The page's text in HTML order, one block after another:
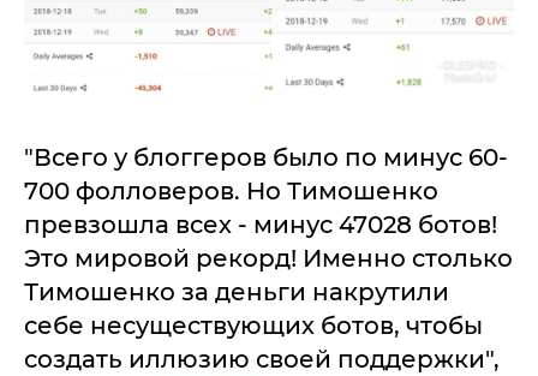
"Всего у блоггеров было по минус 60-
700 фолловеров. Но Тимошенко
превзошла всех - минус 47028 ботов!
Это мировой рекорд! Именно столько
Тимошенко за деньги накрутили
себе несуществующих ботов, чтобы
создать иллюзию своей поддержки",